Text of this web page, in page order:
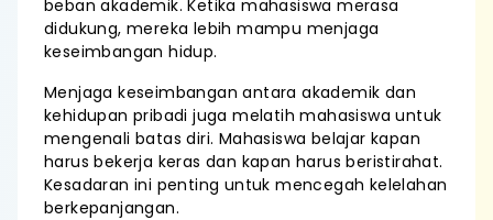
beban akademik. Ketika mahasiswa merasa
didukung, mereka lebih mampu menjaga
keseimbangan hidup.
Menjaga keseimbangan antara akademik dan
kehidupan pribadi juga melatih mahasiswa untuk
mengenali batas diri. Mahasiswa belajar kapan
harus bekerja keras dan kapan harus beristirahat.
Kesadaran ini penting untuk mencegah kelelahan
berkepanjangan.